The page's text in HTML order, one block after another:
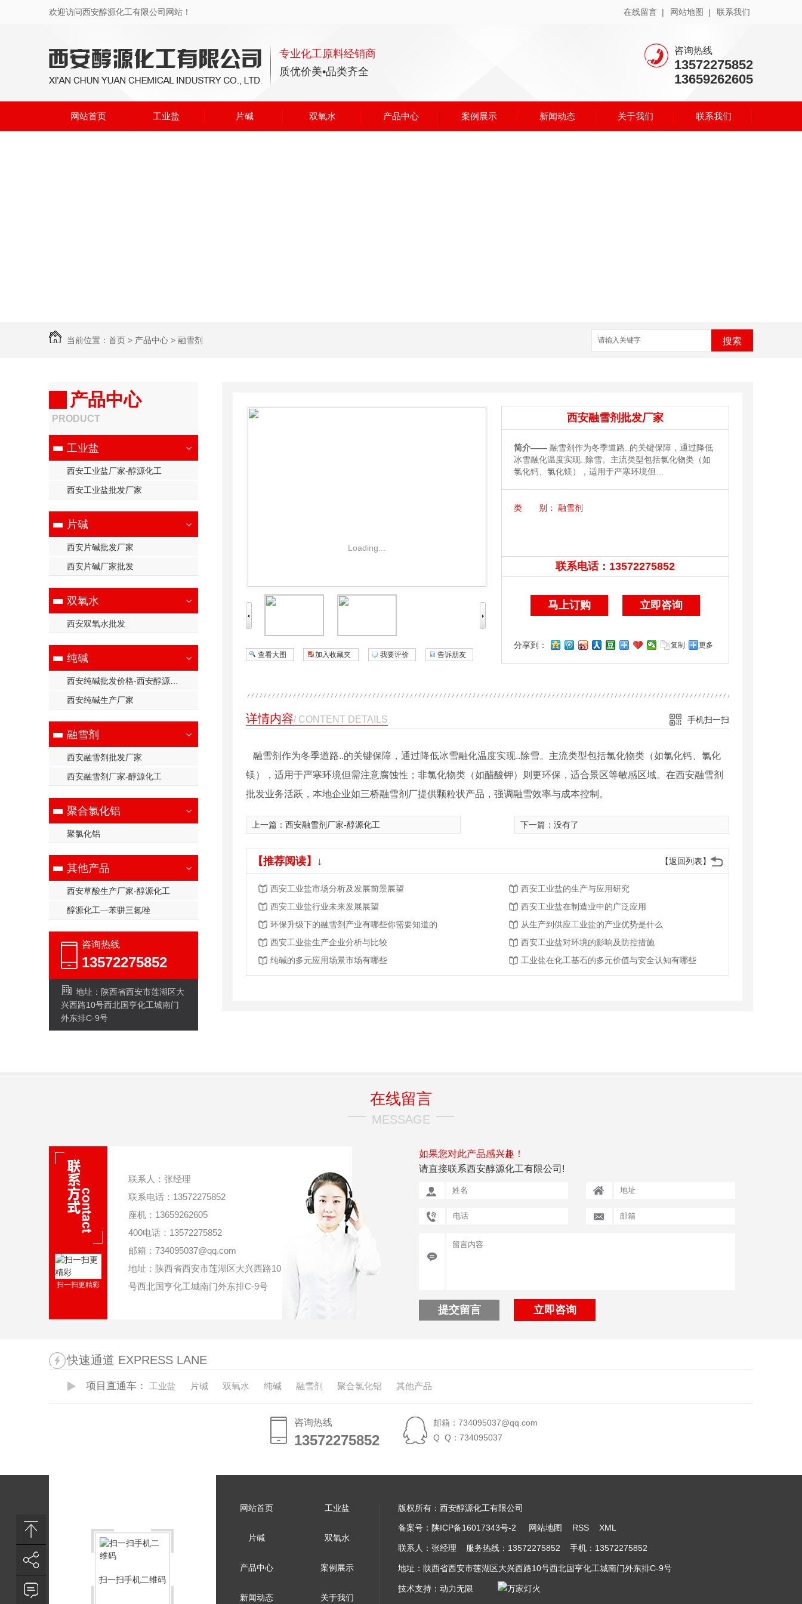
欢迎访问西安醇源化工有限公司网站！ 在线留言 | 网站地图 | 联系我们
专业化工原料经销商
质优价美•品类齐全
咨询热线
13572275852
13659262605
网站首页 工业盐 片碱 双氧水 产品中心 案例展示 新闻动态 关于我们 联系我们
当前位置： 首页 > 产品中心 > 融雪剂 搜索
产品中心
PRODUCT
工业盐
西安工业盐厂家-醇源化工
西安工业盐批发厂家
片碱
西安片碱批发厂家
西安片碱厂家批发
双氧水
西安双氧水批发
纯碱
西安纯碱生产厂家
融雪剂
西安融雪剂批发厂家
西安融雪剂厂家-醇源化工
聚合氯化铝
聚氯化铝
其他产品
西安草酸生产厂家-醇源化工
醇源化工—苯骈三氮唑
咨询热线
13572275852
地址：陕西省西安市莲湖区大
兴西路10号西北国亨化工城南门
外东排C-9号
Loading...
查看大图 加入收藏夹 我要评价 告诉朋友
西安融雪剂批发厂家
简介—— 融雪剂作为冬季道路..的关键保障，通过降低
冰雪融化温度实现..除雪。主流类型包括氯化物类（如
氯化钙、氯化镁），适用于严寒环境但…
类 别： 融雪剂
联系电话： 13572275852
13572275852
马上订购 立即咨询
分享到： 复制 更多
详情内容/ CONTENT DETAILS 手机扫一扫
融雪剂作为冬季道路..的关键保障，通过降低冰雪融化温度实现..除雪。主流类型包括氯化物类（如氯化钙、氯化
镁），适用于严寒环境但需注意腐蚀性；非氯化物类（如醋酸钾）则更环保，适合景区等敏感区域。在西安融雪剂
批发业务活跃，本地企业如三桥融雪剂厂提供颗粒状产品，强调融雪效率与成本控制。
上一篇： 西安融雪剂厂家-醇源化工 下一篇：没有了
【返回列表】
【推荐阅读】↓
西安工业盐市场分析及发展前景展望
西安工业盐的生产与应用研究
西安工业盐行业未来发展展望
西安工业盐在制造业中的广泛应用
环保升级下的融雪剂产业有哪些你需要知道的
从生产到供应工业盐的产业优势是什么
西安工业盐生产企业分析与比较
西安工业盐对环境的影响及防控措施
纯碱的多元应用场景市场有哪些
工业盐在化工基石的多元价值与安全认知有哪些
在线留言
MESSAGE
扫一扫更精彩
联系人：张经理
联系电话：13572275852
座机：13659262605
400电话：13572275852
邮箱：734095037@qq.com
地址：陕西省西安市莲湖区大兴西路10
号西北国亨化工城南门外东排C-9号
如果您对此产品感兴趣！
请直接联系西安醇源化工有限公司!
提交留言 立即咨询
快速通道 EXPRESS LANE
项目直通车： 工业盐 片碱 双氧水 纯碱 融雪剂 聚合氯化铝 其他产品
咨询热线
13572275852
13572275852
邮箱：734095037@qq.com
Q Q：734095037
扫一扫手机二维码
网站首页 工业盐
片碱 双氧水
产品中心 案例展示
新闻动态 关于我们
版权所有：西安醇源化工有限公司
备案号： 陕ICP备16017343号-2 网站地图 RSS XML
联系人：张经理 服务热线：13572275852 手机：13572275852
地址：陕西省西安市莲湖区大兴西路10号西北国亨化工城南门外东排C-9号
技术支持： 动力无限